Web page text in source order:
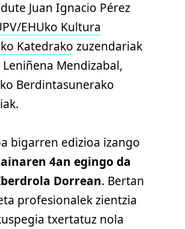
Juan Ignacio Pérez
EHUko Kultura
Katedrako zuzendariak
Leniñena Mendizabal,
Berdintasunerako
bigarren edizioa izango
4an egingo da
Dorrean. Bertan
profesionalek zientzia
txertatuz nola